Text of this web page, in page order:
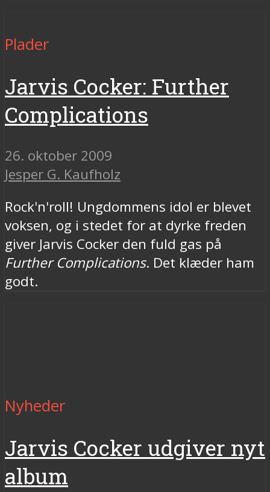
Plader
Jarvis Cocker: Further
Complications
26. oktober 2009
Jesper G. Kaufholz
Rock'n'roll! Ungdommens idol er blevet
voksen, og i stedet for at dyrke freden
giver Jarvis Cocker den fuld gas på
Further Complications. Det klæder ham
godt.
Nyheder
Jarvis Cocker udgiver nyt
album